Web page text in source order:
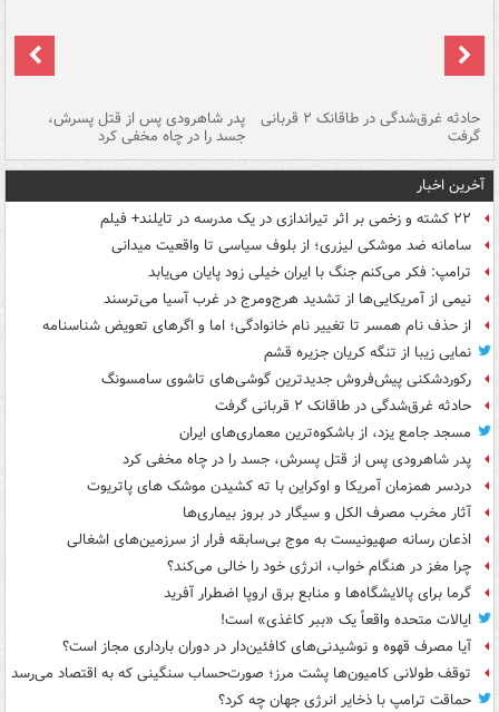
حادثه غرق‌شدگی در طاقانک ۲ قربانی
گرفت
پدر شاهرودی پس از قتل پسرش،
جسد را در چاه مخفی کرد
آخرین اخبار
۲۲ کشته و زخمی بر اثر تیراندازی در یک مدرسه در تایلند+ فیلم
سامانه ضد موشکی لیزری؛ از بلوف سیاسی تا واقعیت میدانی
ترامپ: فکر می‌کنم جنگ با ایران خیلی زود پایان می‌یابد
نیمی از آمریکایی‌ها از تشدید هرج‌ومرج در غرب آسیا می‌ترسند
از حذف نام همسر تا تغییر نام خانوادگی؛ اما و اگرهای تعویض شناسنامه
نمایی زیبا از تنگه کریان جزیره قشم
رکوردشکنی پیش‌فروش جدیدترین گوشی‌های تاشوی سامسونگ
حادثه غرق‌شدگی در طاقانک ۲ قربانی گرفت
مسجد جامع یزد، از باشکوه‌ترین معماری‌های ایران
پدر شاهرودی پس از قتل پسرش، جسد را در چاه مخفی کرد
دردسر همزمان آمریکا و اوکراین با ته کشیدن موشک های پاتریوت
آثار مخرب مصرف الکل و سیگار در بروز بیماری‌ها
اذعان رسانه صهیونیست به موج بی‌سابقه فرار از سرزمین‌های اشغالی
چرا مغز در هنگام خواب، انرژی خود را خالی می‌کند؟
گرما برای پالایشگاه‌ها و منابع برق اروپا اضطرار آفرید
ایالات متحده واقعاً یک «ببر کاغذی» است!
آیا مصرف قهوه و نوشیدنی‌های کافئین‌دار در دوران بارداری مجاز است؟
توقف طولانی کامیون‌ها پشت مرز؛ صورت‌حساب سنگینی که به اقتصاد می‌رسد
حماقت ترامپ با ذخایر انرژی جهان چه کرد؟